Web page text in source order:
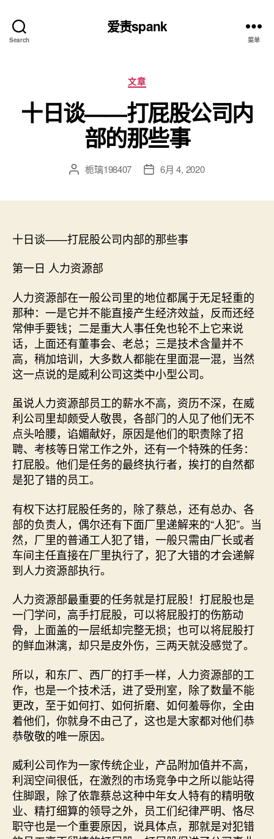
Search
爱责spank
菜单
分
类
文章
十日谈——打屁股公司内
部的那些事
文 栀璃198407
发 6月 4, 2020
十日谈——打屁股公司内部的那些事
第一日 人力资源部
人力资源部在一般公司里的地位都属于无足轻重的
那种：一是它并不能直接产生经济效益，反而还经
常伸手要钱；二是重大人事任免也轮不上它来说
话，上面还有董事会、老总；三是技术含量并不
高，稍加培训，大多数人都能在里面混一混，当然
这一点说的是威利公司这类中小型公司。
虽说人力资源部员工的薪水不高，资历不深，在威
利公司里却颇受人敬畏，各部门的人见了他们无不
点头哈腰，谄媚献好，原因是他们的职责除了招
聘、考核等日常工作之外，还有一个特殊的任务：
打屁股。他们是任务的最终执行者，挨打的自然都
是犯了错的员工。
有权下达打屁股任务的，除了蔡总，还有总办、各
部的负责人，偶尔还有下面厂里递解来的“人犯”。当
然，厂里的普通工人犯了错，一般只需由厂长或者
车间主任直接在厂里执行了，犯了大错的才会递解
到人力资源部执行。
人力资源部最重要的任务就是打屁股！打屁股也是
一门学问，高手打屁股，可以将屁股打的伤筋动
骨，上面盖的一层纸却完整无损；也可以将屁股打
的鲜血淋漓，却只是皮外伤，三两天就没感觉了。
所以，和东厂、西厂的打手一样，人力资源部的工
作，也是一个技术活，进了受刑室，除了数量不能
更改，至于如何打、如何折磨、如何羞辱你，全由
着他们，你就身不由己了，这也是大家都对他们恭
恭敬敬的唯一原因。
威利公司作为一家传统企业，产品附加值并不高，
利润空间很低，在激烈的市场竞争中之所以能站得
住脚跟，除了依靠蔡总这种中年女人特有的精明敬
业、精打细算的领导之外，员工们纪律严明、恪尽
职守也是一个重要原因，说具体点，那就是对犯错